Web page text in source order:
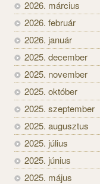
2026. március
2026. február
2026. január
2025. december
2025. november
2025. október
2025. szeptember
2025. augusztus
2025. július
2025. június
2025. május